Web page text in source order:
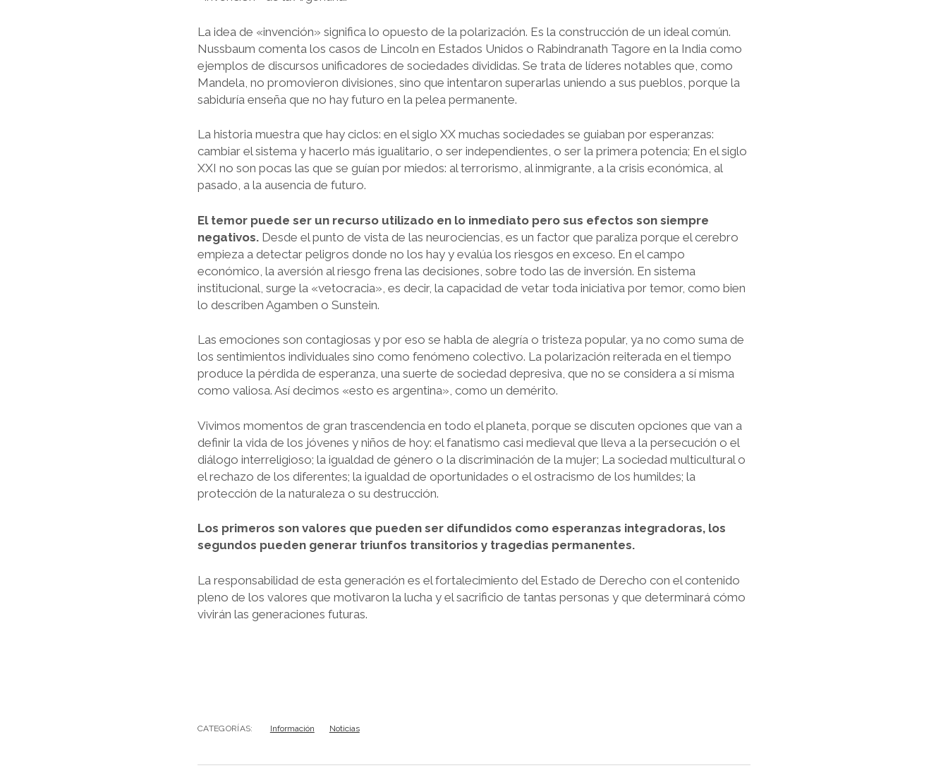
La idea de «invención» significa lo opuesto de la polarización. Es la construcción de un ideal común.
Nussbaum comenta los casos de Lincoln en Estados Unidos o Rabindranath Tagore en la India como
ejemplos de discursos unificadores de sociedades divididas. Se trata de líderes notables que, como
Mandela, no promovieron divisiones, sino que intentaron superarlas uniendo a sus pueblos, porque la
sabiduría enseña que no hay futuro en la pelea permanente.
La historia muestra que hay ciclos: en el siglo XX muchas sociedades se guiaban por esperanzas:
cambiar el sistema y hacerlo más igualitario, o ser independientes, o ser la primera potencia; En el siglo
XXI no son pocas las que se guían por miedos: al terrorismo, al inmigrante, a la crisis económica, al
pasado, a la ausencia de futuro.
El temor puede ser un recurso utilizado en lo inmediato pero sus efectos son siempre
negativos.Desde el punto de vista de las neurociencias, es un factor que paraliza porque el cerebro
empieza a detectar peligros donde no los hay y evalúa los riesgos en exceso. En el campo
económico, la aversión al riesgo frena las decisiones, sobre todo las de inversión. En sistema
institucional, surge la «vetocracia», es decir, la capacidad de vetar toda iniciativa por temor, como bien
lo describen Agamben o Sunstein.
Las emociones son contagiosas y por eso se habla de alegría o tristeza popular, ya no como suma de
los sentimientos individuales sino como fenómeno colectivo. La polarización reiterada en el tiempo
produce la pérdida de esperanza, una suerte de sociedad depresiva, que no se considera a sí misma
como valiosa. Así decimos «esto es argentina», como un demérito.
Vivimos momentos de gran trascendencia en todo el planeta, porque se discuten opciones que van a
definir la vida de los jóvenes y niños de hoy: el fanatismo casi medieval que lleva a la persecución o el
diálogo interreligioso; la igualdad de género o la discriminación de la mujer; La sociedad multicultural o
el rechazo de los diferentes; la igualdad de oportunidades o el ostracismo de los humildes; la
protección de la naturaleza o su destrucción.
Los primeros son valores que pueden ser difundidos como esperanzas integradoras, los
segundos pueden generar triunfos transitorios y tragedias permanentes.
La responsabilidad de esta generación es el fortalecimiento del Estado de Derecho con el contenido
pleno de los valores que motivaron la lucha y el sacrificio de tantas personas y que determinará cómo
vivirán las generaciones futuras.
CATEGORÍAS: Información Noticias